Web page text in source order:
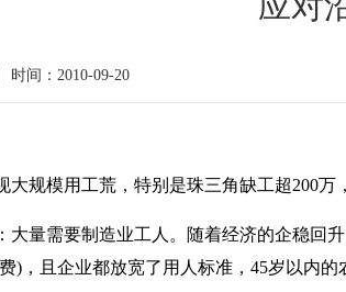
时间：2010-09-20
大规模用工荒，特别是珠三角缺工超200万
大量需要制造业工人。随着经济的企稳回
)，且企业都放宽了用人标准， 45岁以内的